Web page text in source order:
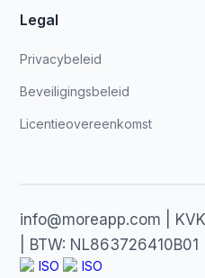
Legal
Privacybeleid
Beveiligingsbeleid
Licentieovereenkomst
info@moreapp.com |
| BTW: NL863726410B01